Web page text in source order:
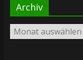
Archiv
Archiv